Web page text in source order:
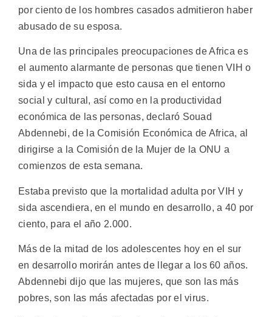
por ciento de los hombres casados admitieron haber
abusado de su esposa.
Una de las principales preocupaciones de Africa es
el aumento alarmante de personas que tienen VIH o
sida y el impacto que esto causa en el entorno
social y cultural, así como en la productividad
económica de las personas, declaró Souad
Abdennebi, de la Comisión Económica de Africa, al
dirigirse a la Comisión de la Mujer de la ONU a
comienzos de esta semana.
Estaba previsto que la mortalidad adulta por VIH y
sida ascendiera, en el mundo en desarrollo, a 40 por
ciento, para el año 2.000.
Más de la mitad de los adolescentes hoy en el sur
en desarrollo morirán antes de llegar a los 60 años.
Abdennebi dijo que las mujeres, que son las más
pobres, son las más afectadas por el virus.